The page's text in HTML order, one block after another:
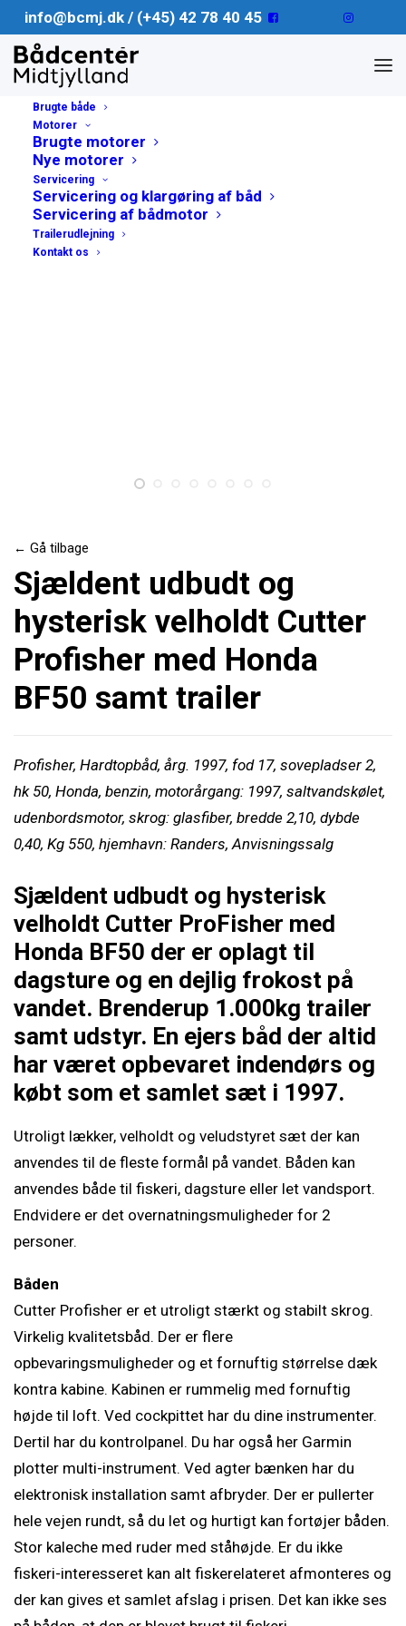
info@bcmj.dk / (+45) 42 78 40 45
Brugte både
Motorer
Brugte motorer
Nye motorer
Servicering
Servicering og klargøring af båd
Servicering af bådmotor
Trailerudlejning
Kontakt os
← Gå tilbage
Sjældent udbudt og
hysterisk velholdt Cutter
Profisher med Honda
BF50 samt trailer
Profisher, Hardtopbåd, årg. 1997, fod 17, sovepladser 2,
hk 50, Honda, benzin, motorårgang: 1997, saltvandskølet,
udenbordsmotor, skrog: glasfiber, bredde 2,10, dybde
0,40, Kg 550, hjemhavn: Randers, Anvisningssalg
Sjældent udbudt og hysterisk
velholdt Cutter ProFisher med
Honda BF50 der er oplagt til
dagsture og en dejlig frokost på
vandet. Brenderup 1.000kg trailer
samt udstyr. En ejers båd der altid
har været opbevaret indendørs og
købt som et samlet sæt i 1997.
Utroligt lækker, velholdt og veludstyret sæt der kan
anvendes til de fleste formål på vandet. Båden kan
anvendes både til fiskeri, dagsture eller let vandsport.
Endvidere er det overnatningsmuligheder for 2
personer.
Båden
Cutter Profisher er et utroligt stærkt og stabilt skrog.
Virkelig kvalitetsbåd. Der er flere
opbevaringsmuligheder og et fornuftig størrelse dæk
kontra kabine. Kabinen er rummelig med fornuftig
højde til loft. Ved cockpittet har du dine instrumenter.
Dertil har du kontrolpanel. Du har også her Garmin
plotter multi-instrument. Ved agter bænken har du
elektronisk installation samt afbryder. Der er pullerter
hele vejen rundt, så du let og hurtigt kan fortøjer båden.
Stor kaleche med ruder med ståhøjde. Er du ikke
fiskeri-interesseret kan alt fiskerelateret afmonteres og
der kan gives et samlet afslag i prisen. Det kan ikke ses